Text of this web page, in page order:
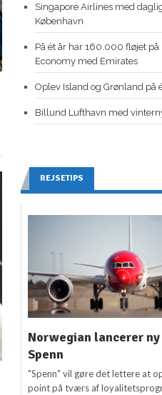
Singapore Airlines med
København
På ét år har 160.000 fløjet
Economy med Emirates
Oplev Island og Grønland på
Billund Lufthavn med
REJSETIPS
Norwegian lancerer
Spenn
"Spenn" vil gøre det lettere at
point på tværs af